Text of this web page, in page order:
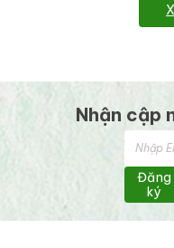
Nhận cập
Đăng
ký